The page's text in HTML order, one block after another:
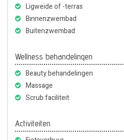
Ligweide of -terras
Binnenzwembad
Buitenzwembad
Wellness behandelingen
Beauty behandelingen
Massage
Scrub faciliteit
Activiteiten